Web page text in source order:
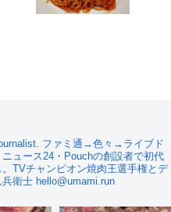
ファミ通→色々→ライブド
ュース24・Pouchの創設者で初代
TVチャンピオン焼肉王選手権とデ
衛士 hello@umami.run